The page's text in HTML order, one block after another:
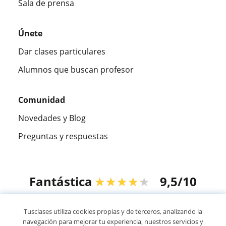
Sala de prensa
Únete
Dar clases particulares
Alumnos que buscan profesor
Comunidad
Novedades y Blog
Preguntas y respuestas
Fantástica ★★★★★ 9,5/10
Tusclases utiliza cookies propias y de terceros, analizando la
navegación para mejorar tu experiencia, nuestros servicios y